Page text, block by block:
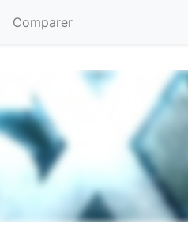
Comparer